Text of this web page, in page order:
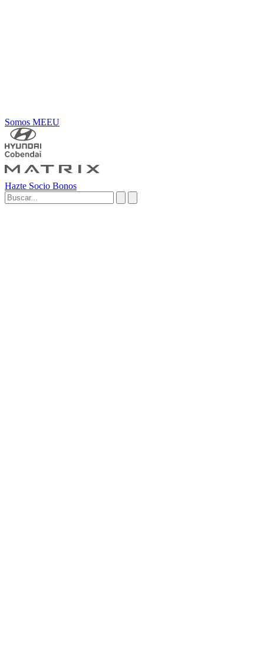
Somos MEEU
Hazte Socio Bonos